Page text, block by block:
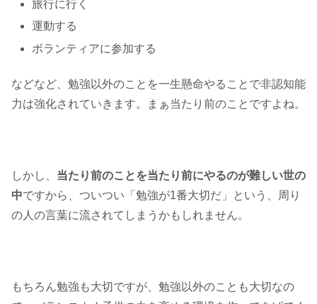
旅行に行く
運動する
ボランティアに参加する
などなど、勉強以外のことを一生懸命やることで非認知能
力は強化されていきます。まぁ当たり前のことですよね。
しかし、 当たり前のことを当たり前にやるのが難しい世の
中ですから、ついつい「勉強が1番大切だ」という、周り
の人の言葉に流されてしまうかもしれません。
もちろん勉強も大切ですが、勉強以外のことも大切なの